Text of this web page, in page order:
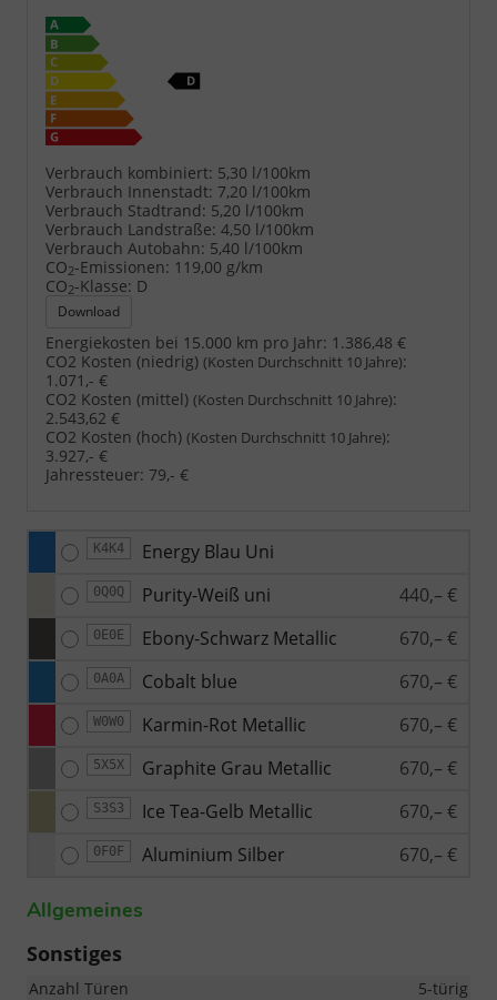
Verbrauch kombiniert: 5,30 l/100km
Verbrauch Innenstadt: 7,20 l/100km
Verbrauch Stadtrand: 5,20 l/100km
Verbrauch Landstraße: 4,50 l/100km
Verbrauch Autobahn: 5,40 l/100km
CO2-Emissionen: 119,00 g/km
CO2-Klasse: D
Download
Energiekosten bei 15.000 km pro Jahr: 1.386,48 €
CO2 Kosten (niedrig) (Kosten Durchschnitt 10 Jahre):
1.071,- €
CO2 Kosten (mittel) (Kosten Durchschnitt 10 Jahre):
2.543,62 €
CO2 Kosten (hoch) (Kosten Durchschnitt 10 Jahre):
3.927,- €
Jahressteuer: 79,- €
K4K4 Energy Blau Uni
0Q0Q Purity-Weiß uni 440,– €
0E0E Ebony-Schwarz Metallic 670,– €
0A0A Cobalt blue 670,– €
W0W0 Karmin-Rot Metallic 670,– €
5X5X Graphite Grau Metallic 670,– €
S3S3 Ice Tea-Gelb Metallic 670,– €
0F0F Aluminium Silber 670,– €
Allgemeines
Sonstiges
Anzahl Türen
5-türig